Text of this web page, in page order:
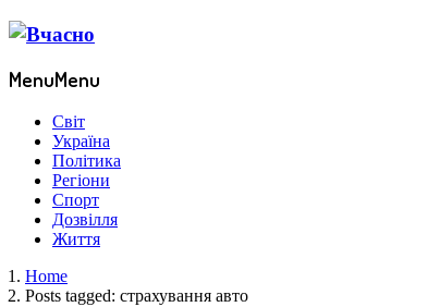
MenuMenu
Світ
Україна
Політика
Регіони
Спорт
Дозвілля
Життя
Home
Posts tagged: страхування авто